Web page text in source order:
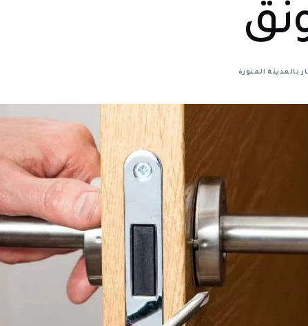
بالمدينة المنورة